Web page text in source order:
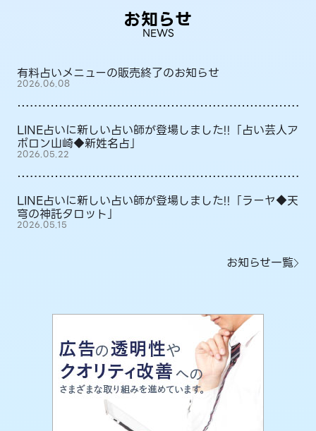
お知らせ
NEWS
有料占いメニューの販売終了のお知らせ
2026.06.08
LINE占いに新しい占い師が登場しました!!「占い芸人ア
ポロン山崎◆新姓名占」
2026.05.22
LINE占いに新しい占い師が登場しました!!「ラーヤ◆天
穹の神託タロット」
2026.05.15
お知らせ一覧